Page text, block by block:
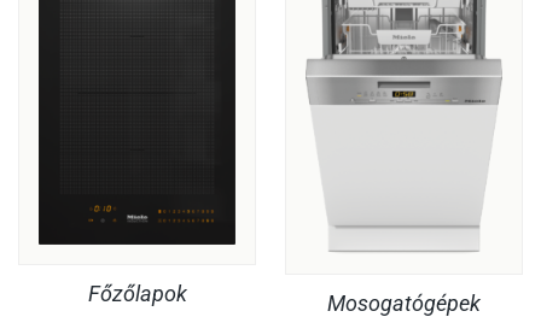
Főzőlapok Mosogatógépek